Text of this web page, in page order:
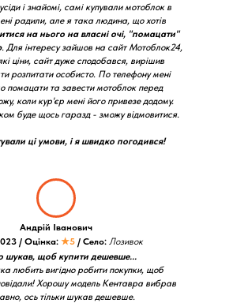
і знайомі, самі купували мотоблок в
радили, але я така людина, що хотів
на нього на власні очі, "помацати"
. Для інтересу зайшов на сайт Мотоблок24,
ціни, сайт дуже сподобався, вирішив
розпитати особисто. По телефону мені
помацати та завести мотоблок перед
коли кур'єр мені його привезе додому.
буде щось гаразд - зможу відмовитися.
ці умови, і я швидко погодився!
шукав, щоб купити дешевше...
любить вигідно робити покупки, щоб
Хорошу модель Кентавра вибрав
ось тільки шукав дешевше.
Андрій Іванович
/ Оцінка: ★5 / Село: Лозивок